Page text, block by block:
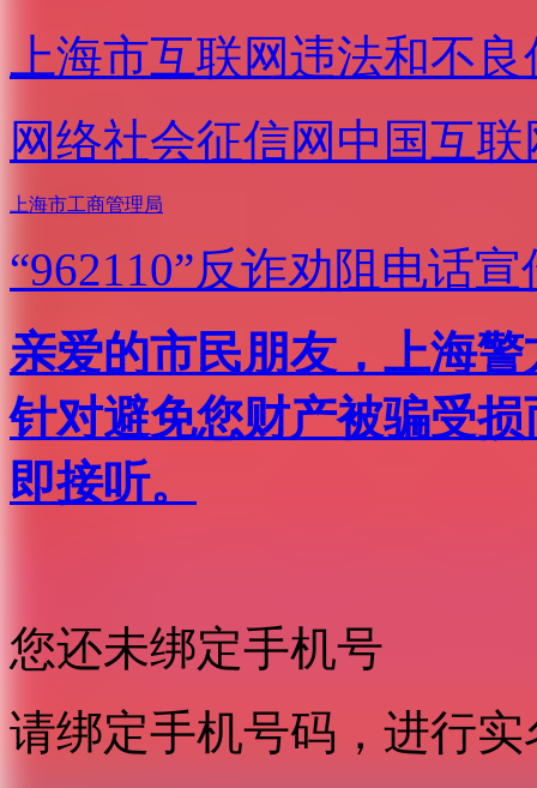
上海市互联网违法和不
网络社会征信网 中国互
上海市工商管理局
“962110”反诈劝阻电话宣
亲爱的市民朋友，上海
针对避免您财产被骗受
即接听。
您还未绑定手机号
请绑定手机号码，进行